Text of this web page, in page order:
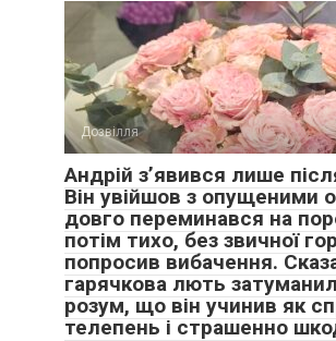
Дозвілля
Андрій з’явився лише
Він увійшов з опущеними
довго переминався на
потім тихо, без звичної
попросив вибачення.
гарячкова лють
розум, що він учинив як
телепень і страшенно